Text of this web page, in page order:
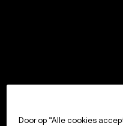
Door op “Alle cookies